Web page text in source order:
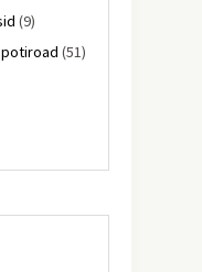
(9)
(51)